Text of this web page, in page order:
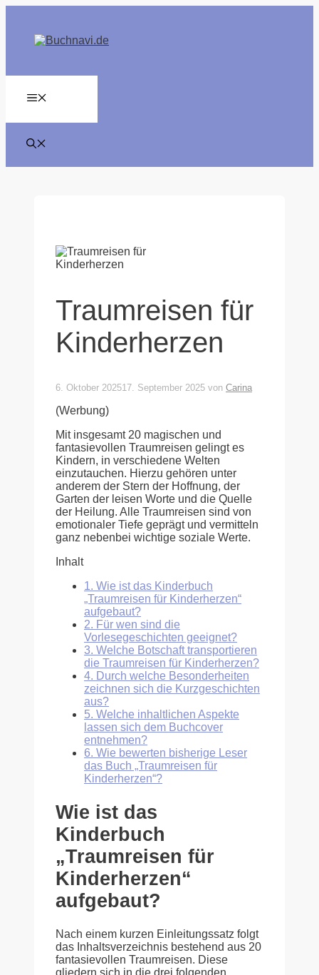
springen
Traumreisen für
Kinderherzen
6. Oktober 202517. September 2025 von Carina
(Werbung)
Mit insgesamt 20 magischen und
fantasievollen Traumreisen gelingt es
Kindern, in verschiedene Welten
einzutauchen. Hierzu gehören unter
anderem der Stern der Hoffnung, der
Garten der leisen Worte und die Quelle
der Heilung. Alle Traumreisen sind von
emotionaler Tiefe geprägt und vermitteln
ganz nebenbei wichtige soziale Werte.
Inhalt
1. Wie ist das Kinderbuch
„Traumreisen für Kinderherzen“
aufgebaut?
2. Für wen sind die
Vorlesegeschichten geeignet?
3. Welche Botschaft transportieren
die Traumreisen für Kinderherzen?
4. Durch welche Besonderheiten
zeichnen sich die Kurzgeschichten
aus?
5. Welche inhaltlichen Aspekte
lassen sich dem Buchcover
entnehmen?
6. Wie bewerten bisherige Leser
das Buch „Traumreisen für
Kinderherzen“?
Wie ist das
Kinderbuch
„Traumreisen für
Kinderherzen“
aufgebaut?
Nach einem kurzen Einleitungssatz folgt
das Inhaltsverzeichnis bestehend aus 20
fantasievollen Traumreisen. Diese